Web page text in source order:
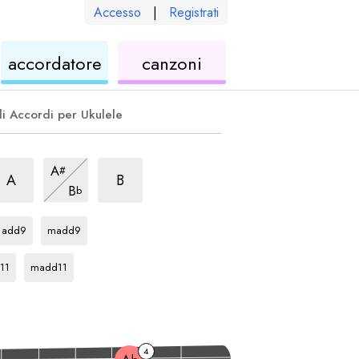
Accesso | Registrati
accordatore canzoni
Accordi per Ukulele
A
arpeggio
A#
arpeggio
Bb
sus4
B
Eb
add9
madd9
madd11
4